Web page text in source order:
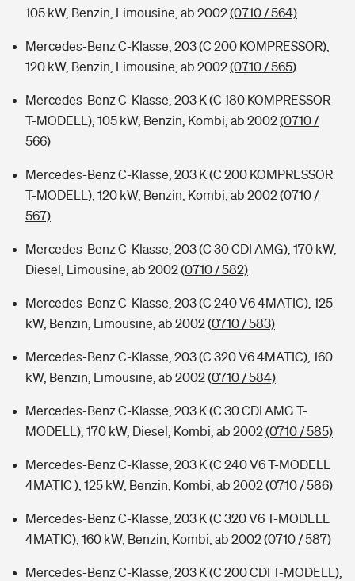
105 kW, Benzin, Limousine, ab 2002(0710 / 564)
Mercedes-Benz C-Klasse, 203 (C 200 KOMPRESSOR),
120 kW, Benzin, Limousine, ab 2002(0710 / 565)
Mercedes-Benz C-Klasse, 203 K (C 180 KOMPRESSOR
T-MODELL), 105 kW, Benzin, Kombi, ab 2002(0710 /
566)
Mercedes-Benz C-Klasse, 203 K (C 200 KOMPRESSOR
T-MODELL), 120 kW, Benzin, Kombi, ab 2002(0710 /
567)
Mercedes-Benz C-Klasse, 203 (C 30 CDI AMG), 170 kW,
Diesel, Limousine, ab 2002(0710 / 582)
Mercedes-Benz C-Klasse, 203 (C 240 V6 4MATIC), 125
kW, Benzin, Limousine, ab 2002(0710 / 583)
Mercedes-Benz C-Klasse, 203 (C 320 V6 4MATIC), 160
kW, Benzin, Limousine, ab 2002(0710 / 584)
Mercedes-Benz C-Klasse, 203 K (C 30 CDI AMG T-
MODELL), 170 kW, Diesel, Kombi, ab 2002(0710 / 585)
Mercedes-Benz C-Klasse, 203 K (C 240 V6 T-MODELL
4MATIC ), 125 kW, Benzin, Kombi, ab 2002(0710 / 586)
Mercedes-Benz C-Klasse, 203 K (C 320 V6 T-MODELL
4MATIC), 160 kW, Benzin, Kombi, ab 2002(0710 / 587)
Mercedes-Benz C-Klasse, 203 K (C 200 CDI T-MODELL),